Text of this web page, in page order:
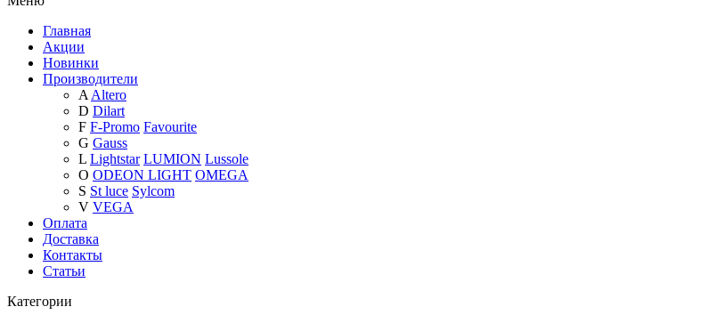
Главная
Акции
Новинки
Производители
AAltero
D Dilart
F F-Promo Favourite
G Gauss
L Lightstar LUMION Lussole
O ODEON LIGHT OMEGA
S St luce Sylcom
V VEGA
Оплата
Доставка
Контакты
Статьи
Категории